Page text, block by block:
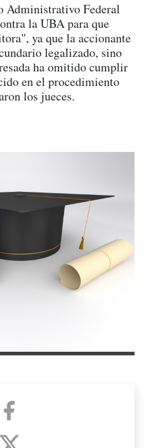
Administrativo Federal
la UBA para que
ya que la accionante
legalizado, sino
ha omitido cumplir
en el procedimiento
los jueces.